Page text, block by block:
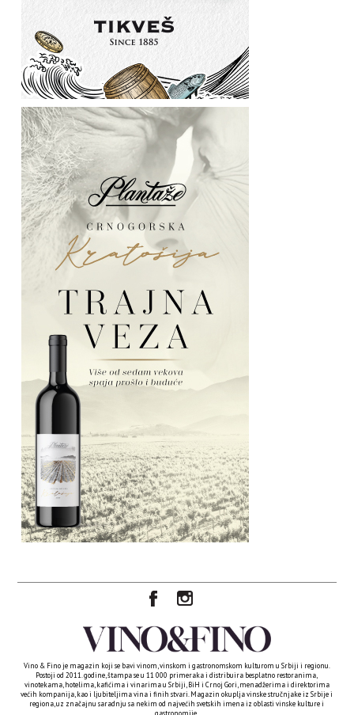
Vino & Fino je magazin koji se bavi vinom, vinskom i gastronomskom kulturom u Srbiji i regionu.
Postoji od 2011. godine, štampa se u 11 000 primeraka i distribuira besplatno restoranima,
vinotekama, hotelima, kafićima i vinarima u Srbiji, BiH i Crnoj Gori, menadžerima i direktorima
većih kompanija, kao i ljubiteljima vina i finih stvari. Magazin okuplja vinske stručnjake iz Srbije i
regiona, uz značajnu saradnju sa nekim od najvećih svetskih imena iz oblasti vinske kulture i
gastronomije.